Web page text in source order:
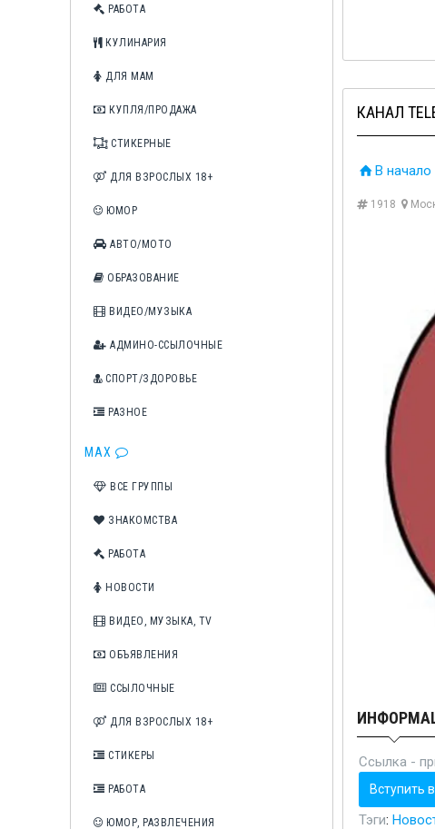
РАБОТА
КУЛИНАРИЯ
ДЛЯ МАМ
КУПЛЯ/ПРОДАЖА
СТИКЕРНЫЕ
ДЛЯ ВЗРОСЛЫХ 18+
ЮМОР
АВТО/МОТО
ОБРАЗОВАНИЕ
ВИДЕО/МУЗЫКА
АДМИНО-ССЫЛОЧНЫЕ
СПОРТ/ЗДОРОВЬЕ
РАЗНОЕ
MAX
ВСЕ ГРУППЫ
ЗНАКОМСТВА
РАБОТА
НОВОСТИ
ВИДЕО, МУЗЫКА, TV
ОБЪЯВЛЕНИЯ
ССЫЛОЧНЫЕ
ДЛЯ ВЗРОСЛЫХ 18+
СТИКЕРЫ
РАБОТА
ЮМОР, РАЗВЛЕЧЕНИЯ
КАНАЛ
В начало
1918
Ссылка -
Вступить
Тэги: